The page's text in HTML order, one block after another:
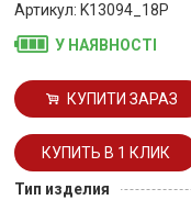
Артикул: K13094_18P
У НАЯВНОСТІ
КУПИТИ ЗАРАЗ
Тип изделия